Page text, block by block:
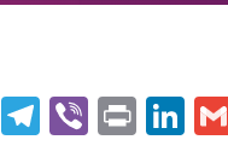
X
T
Vi Pr Li